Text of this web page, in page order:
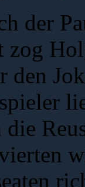
der
zog
den